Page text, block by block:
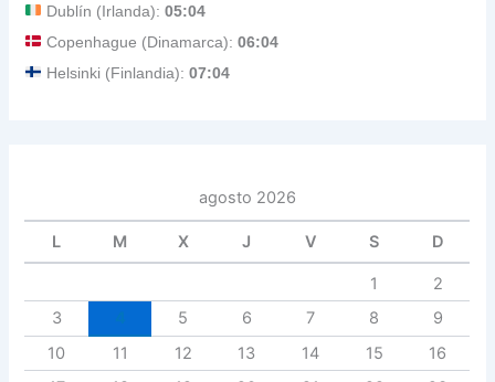
Dublín (Irlanda):05:04
Copenhague (Dinamarca):06:04
Helsinki (Finlandia):07:04
agosto 2026
L M X J V S D
1
2
3
5 6 7 8
9
10
11 12 13 14 15
16